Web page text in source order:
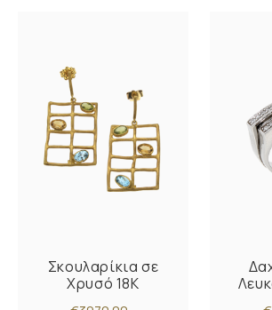
Σκουλαρίκια σε
Χρυσό 18K